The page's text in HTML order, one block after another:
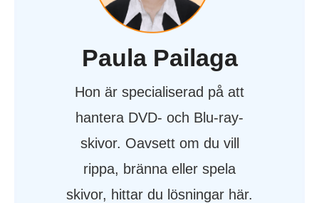
Paula Pailaga
Hon är specialiserad på att
hantera DVD- och Blu-ray-
skivor. Oavsett om du vill
rippa, bränna eller spela
skivor, hittar du lösningar här.